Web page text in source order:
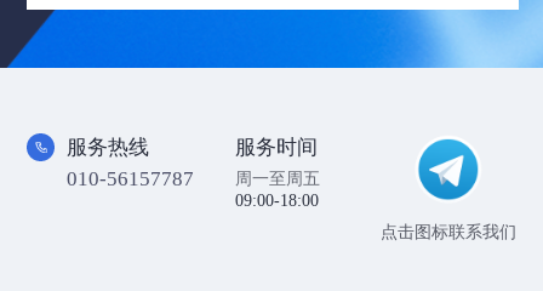
服务热线
010-56157787
服务时间
周一至周五
09:00-18:00
点击图标联系我们